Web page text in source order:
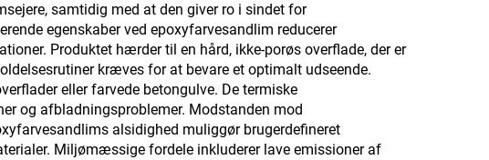
samtidig med at den giver ro i sindet for
egenskaber ved epoxyfarvesandlim reducerer
Produktet hærder til en hård, ikke-porøs overflade, der er
kræves for at bevare et optimalt udseende.
eller farvede betongulve. De termiske
og afbladningsproblemer. Modstanden mod
alsidighed muliggør brugerdefineret
Miljømæssige fordele inkluderer lave emissioner af